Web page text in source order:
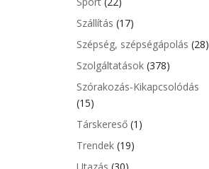
Szállítás (17)
Szépség, szépségápolás (28)
Szolgáltatások (378)
Szórakozás-Kikapcsolódás
(15)
Társkereső (1)
Trendek (19)